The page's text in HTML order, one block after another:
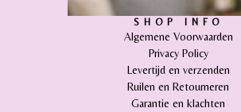
SHOP INFO
Algemene Voorwaarden
Privacy Policy
Levertijd en verzenden
Ruilen en Retourneren
Garantie en klachten